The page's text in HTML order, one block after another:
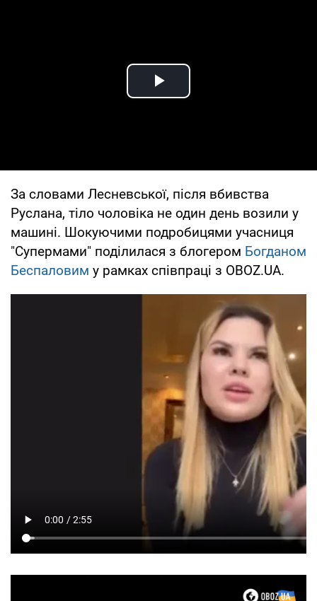
Play Video
За словами Лесневської, після вбивства
Руслана, тіло чоловіка не один день возили у
машині. Шокуючими подробицями учасниця
"Супермами" поділилася з блогером Богданом
Беспаловим у рамках співпраці з OBOZ.UA.